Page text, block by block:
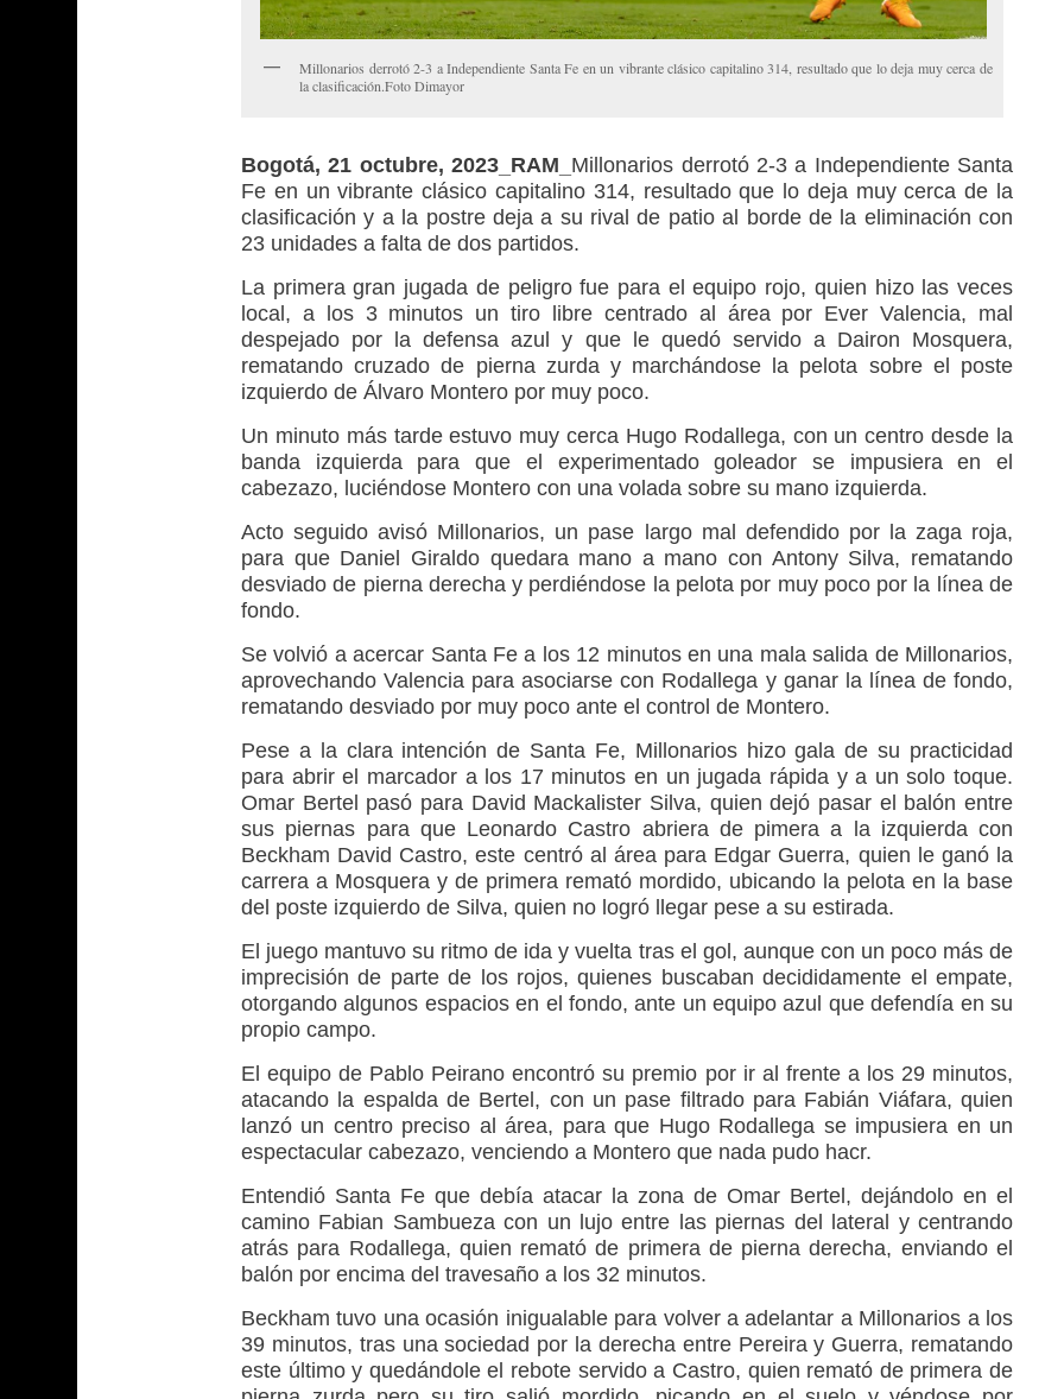
Millonarios derrotó 2-3 a Independiente Santa Fe en un vibrante clásico capitalino 314, resultado que lo deja muy cerca de
la clasificación.Foto Dimayor
Bogotá, 21 octubre, 2023_RAM_ Millonarios derrotó 2-3 a Independiente Santa
Fe en un vibrante clásico capitalino 314, resultado que lo deja muy cerca de la
clasificación y a la postre deja a su rival de patio al borde de la eliminación con
23 unidades a falta de dos partidos.
La primera gran jugada de peligro fue para el equipo rojo, quien hizo las veces
local, a los 3 minutos un tiro libre centrado al área por Ever Valencia, mal
despejado por la defensa azul y que le quedó servido a Dairon Mosquera,
rematando cruzado de pierna zurda y marchándose la pelota sobre el poste
izquierdo de Álvaro Montero por muy poco.
Un minuto más tarde estuvo muy cerca Hugo Rodallega, con un centro desde la
banda izquierda para que el experimentado goleador se impusiera en el
cabezazo, luciéndose Montero con una volada sobre su mano izquierda.
Acto seguido avisó Millonarios, un pase largo mal defendido por la zaga roja,
para que Daniel Giraldo quedara mano a mano con Antony Silva, rematando
desviado de pierna derecha y perdiéndose la pelota por muy poco por la línea de
fondo.
Se volvió a acercar Santa Fe a los 12 minutos en una mala salida de Millonarios,
aprovechando Valencia para asociarse con Rodallega y ganar la línea de fondo,
rematando desviado por muy poco ante el control de Montero.
Pese a la clara intención de Santa Fe, Millonarios hizo gala de su practicidad
para abrir el marcador a los 17 minutos en un jugada rápida y a un solo toque.
Omar Bertel pasó para David Mackalister Silva, quien dejó pasar el balón entre
sus piernas para que Leonardo Castro abriera de pimera a la izquierda con
Beckham David Castro, este centró al área para Edgar Guerra, quien le ganó la
carrera a Mosquera y de primera remató mordido, ubicando la pelota en la base
del poste izquierdo de Silva, quien no logró llegar pese a su estirada.
El juego mantuvo su ritmo de ida y vuelta tras el gol, aunque con un poco más de
imprecisión de parte de los rojos, quienes buscaban decididamente el empate,
otorgando algunos espacios en el fondo, ante un equipo azul que defendía en su
propio campo.
El equipo de Pablo Peirano encontró su premio por ir al frente a los 29 minutos,
atacando la espalda de Bertel, con un pase filtrado para Fabián Viáfara, quien
lanzó un centro preciso al área, para que Hugo Rodallega se impusiera en un
espectacular cabezazo, venciendo a Montero que nada pudo hacr.
Entendió Santa Fe que debía atacar la zona de Omar Bertel, dejándolo en el
camino Fabian Sambueza con un lujo entre las piernas del lateral y centrando
atrás para Rodallega, quien remató de primera de pierna derecha, enviando el
balón por encima del travesaño a los 32 minutos.
Beckham tuvo una ocasión inigualable para volver a adelantar a Millonarios a los
39 minutos, tras una sociedad por la derecha entre Pereira y Guerra, rematando
este último y quedándole el rebote servido a Castro, quien remató de primera de